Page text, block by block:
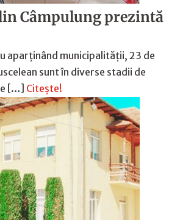
Câmpulung prezintă
aparținând municipalității, 23 de
sunt în diverse stadii de
[…] Citește!